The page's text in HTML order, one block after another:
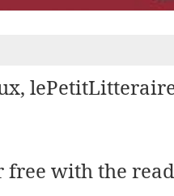
free with the